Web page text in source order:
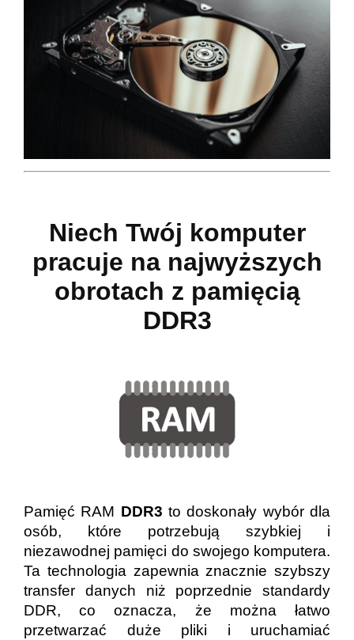
Niech Twój komputer
pracuje na najwyższych
obrotach z pamięcią
DDR3
Pamięć RAM DDR3 to doskonały wybór dla
osób, które potrzebują szybkiej i
niezawodnej pamięci do swojego komputera.
Ta technologia zapewnia znacznie szybszy
transfer danych niż poprzednie standardy
DDR, co oznacza, że można łatwo
przetwarzać duże pliki i uruchamiać